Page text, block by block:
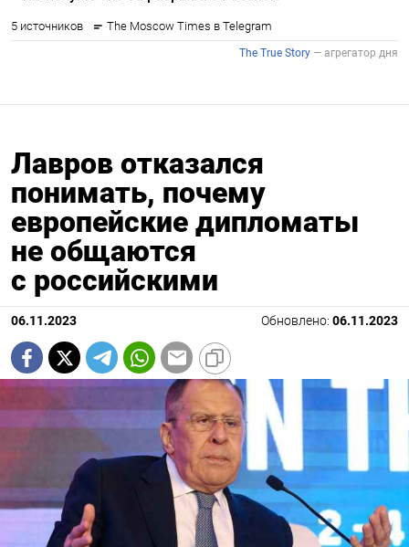
Лавров отказался
понимать, почему
европейские дипломаты
не общаются
с российскими
06.11.2023 Обновлено: 06.11.2023